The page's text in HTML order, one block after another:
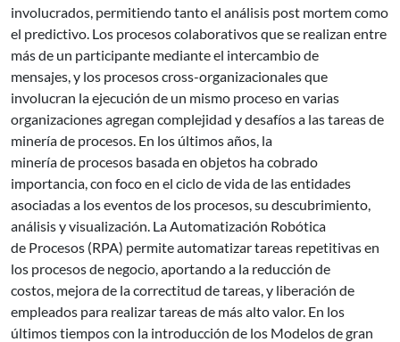
involucrados, permitiendo tanto el análisis post mortem como
el predictivo. Los procesos colaborativos que se realizan entre
más de un participante mediante el intercambio de
mensajes, y los procesos cross-organizacionales que
involucran la ejecución de un mismo proceso en varias
organizaciones agregan complejidad y desafíos a las tareas de
minería de procesos. En los últimos años, la
minería de procesos basada en objetos ha cobrado
importancia, con foco en el ciclo de vida de las entidades
asociadas a los eventos de los procesos, su descubrimiento,
análisis y visualización. La Automatización Robótica
de Procesos (RPA) permite automatizar tareas repetitivas en
los procesos de negocio, aportando a la reducción de
costos, mejora de la correctitud de tareas, y liberación de
empleados para realizar tareas de más alto valor. En los
últimos tiempos con la introducción de los Modelos de gran